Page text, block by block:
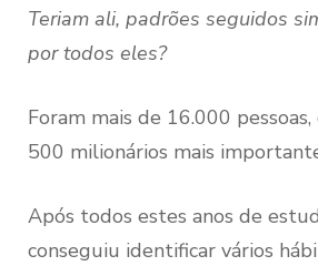
Teriam ali, padrões seguidos
por todos eles?
Foram mais de 16.000
500 milionários mais
Após todos estes anos de
conseguiu identificar vários